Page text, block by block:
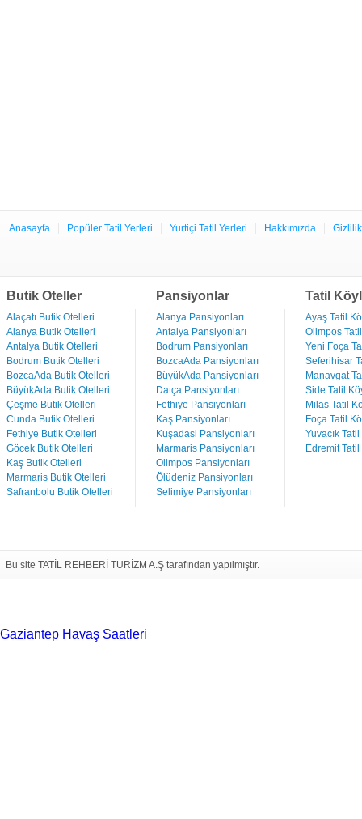
Anasayfa Popüler Tatil Yerleri Yurtiçi Tatil Yerleri Hakkımızda
Butik Oteller
Alaçatı Butik Otelleri
Alanya Butik Otelleri
Antalya Butik Otelleri
Bodrum Butik Otelleri
BozcaAda Butik Otelleri
BüyükAda Butik Otelleri
Çeşme Butik Otelleri
Cunda Butik Otelleri
Fethiye Butik Otelleri
Göcek Butik Otelleri
Kaş Butik Otelleri
Marmaris Butik Otelleri
Safranbolu Butik Otelleri
Pansiyonlar
Alanya Pansiyonları
Antalya Pansiyonları
Bodrum Pansiyonları
BozcaAda Pansiyonları
BüyükAda Pansiyonları
Datça Pansiyonları
Fethiye Pansiyonları
Kaş Pansiyonları
Kuşadasi Pansiyonları
Marmaris Pansiyonları
Olimpos Pansiyonları
Ölüdeniz Pansiyonları
Selimiye Pansiyonları
Tatil
Ayaş Tatil
Olimpos
Yeni Foça
Seferihisar
Manavgat
Side Tatil
Milas Tatil
Foça Tatil
Yuvacık
Edremit
Bu site TATİL REHBERİ TURİZM A.Ş tarafından yapılmıştır.
Gaziantep Havaş Saatleri